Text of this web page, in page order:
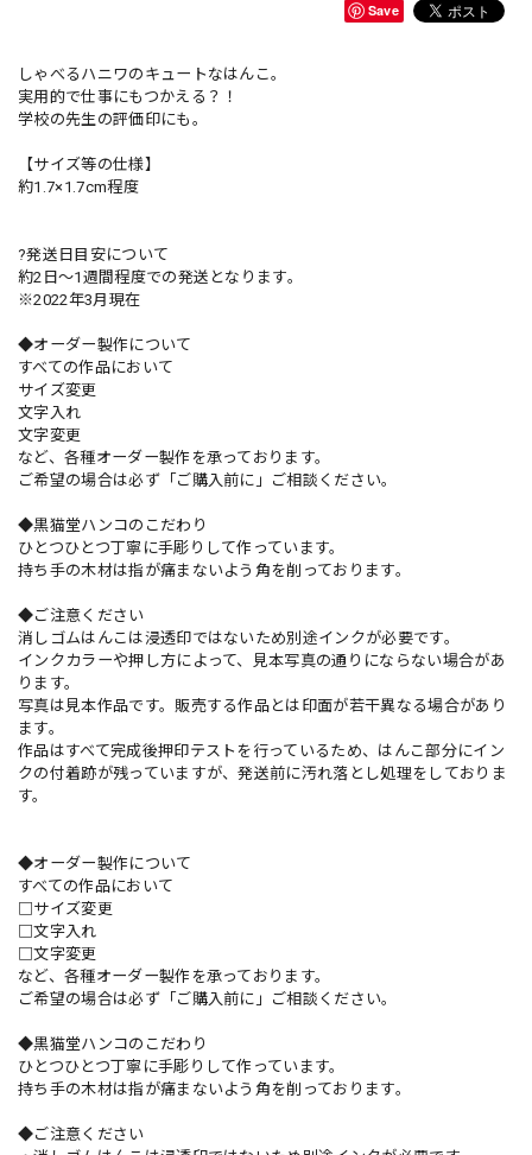
Save
しゃべるハニワのキュートなはんこ。
実用的で仕事にもつかえる？！
学校の先生の評価印にも。
【サイズ等の仕様】
約1.7×1.7cm程度
?発送日目安について
約2日〜1週間程度での発送となります。
※2022年3月現在
◆オーダー製作について
すべての作品において
サイズ変更
文字入れ
文字変更
など、各種オーダー製作を承っております。
ご希望の場合は必ず「ご購入前に」ご相談ください。
◆黒猫堂ハンコのこだわり
ひとつひとつ丁寧に手彫りして作っています。
持ち手の木材は指が痛まないよう角を削っております。
◆ご注意ください
消しゴムはんこは浸透印ではないため別途インクが必要です。
インクカラーや押し方によって、見本写真の通りにならない場合があ
ります。
写真は見本作品です。販売する作品とは印面が若干異なる場合があり
ます。
作品はすべて完成後押印テストを行っているため、はんこ部分にイン
クの付着跡が残っていますが、発送前に汚れ落とし処理をしておりま
す。
◆オーダー製作について
すべての作品において
□サイズ変更
□文字入れ
□文字変更
など、各種オーダー製作を承っております。
ご希望の場合は必ず「ご購入前に」ご相談ください。
◆黒猫堂ハンコのこだわり
ひとつひとつ丁寧に手彫りして作っています。
持ち手の木材は指が痛まないよう角を削っております。
◆ご注意ください